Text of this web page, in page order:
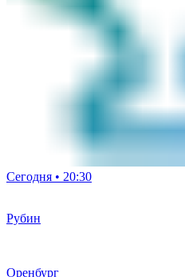
Сегодня • 20:30
Рубин
Оренбург